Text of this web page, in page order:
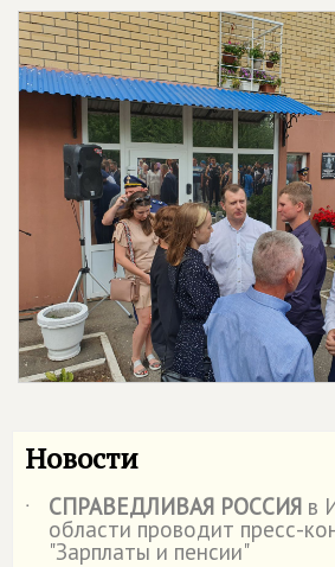
Новости
˙ СПРАВЕДЛИВАЯ РОССИЯ в
области проводит пресс-
"Зарплаты и пенсии"